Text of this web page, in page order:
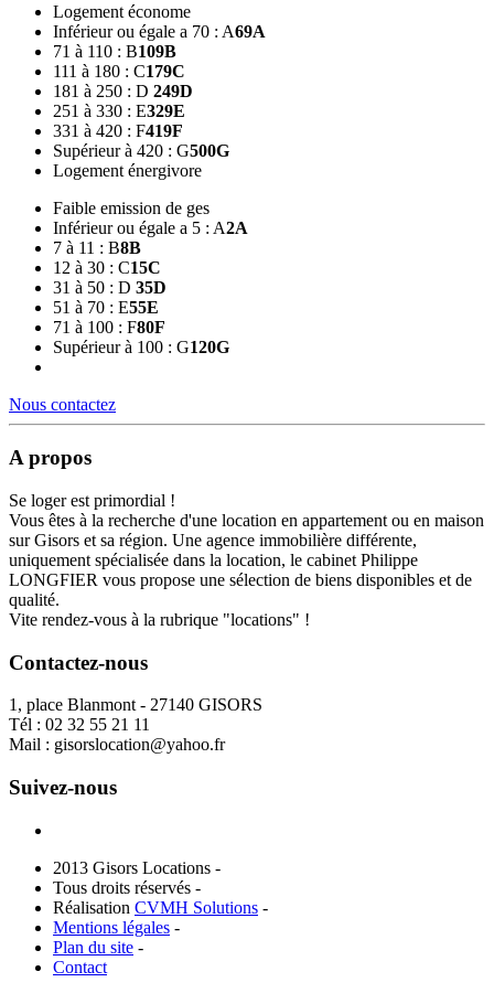
Logement économe
Inférieur ou égale a 70 : A69A
71 à 110 : B109B
111 à 180 : C179C
181 à 250 : D 249D
251 à 330 : E329E
331 à 420 : F419F
Supérieur à 420 : G500G
Logement énergivore
Faible emission de ges
Inférieur ou égale a 5 : A2A
7 à 11 : B8B
12 à 30 : C15C
31 à 50 : D 35D
51 à 70 : E55E
71 à 100 : F80F
Supérieur à 100 : G120G
Nous contactez
A propos
Se loger est primordial !
Vous êtes à la recherche d'une location en appartement ou en maison
sur Gisors et sa région. Une agence immobilière différente,
uniquement spécialisée dans la location, le cabinet Philippe
LONGFIER vous propose une sélection de biens disponibles et de
qualité.
Vite rendez-vous à la rubrique "locations" !
Contactez-nous
1, place Blanmont - 27140 GISORS
Tél : 02 32 55 21 11
Mail : gisorslocation@yahoo.fr
Suivez-nous
2013 Gisors Locations -
Tous droits réservés -
Réalisation CVMH Solutions -
Mentions légales -
Plan du site -
Contact